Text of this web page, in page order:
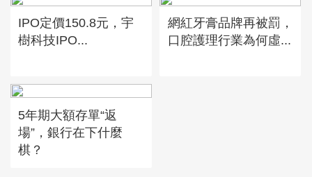
IPO定價150.8元，宇
樹科技IPO...
網紅牙膏品牌再被罰，
口腔護理行業為何虛...
5年期大額存單“返
場”，銀行在下什麼
棋？